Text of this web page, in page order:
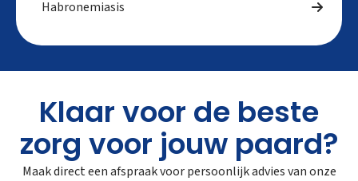
Habronemiasis
Klaar voor de beste
zorg voor jouw paard?
Maak direct een afspraak voor persoonlijk advies van onze